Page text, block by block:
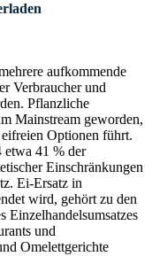
aufkommende
Verbraucher und
Pflanzliche
Mainstream geworden,
Optionen führt.
etwa 41 % der
Einschränkungen
Ei-Ersatz in
wird, gehört zu den
Einzelhandelsumsatzes
und
Omelettgerichte